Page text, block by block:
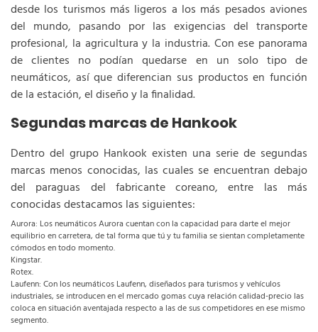
desde los turismos más ligeros a los más pesados aviones
del mundo, pasando por las exigencias del transporte
profesional, la agricultura y la industria. Con ese panorama
de clientes no podían quedarse en un solo tipo de
neumáticos, así que diferencian sus productos en función
de la estación, el diseño y la finalidad.
Segundas marcas de Hankook
Dentro del grupo Hankook existen una serie de segundas
marcas menos conocidas, las cuales se encuentran debajo
del paraguas del fabricante coreano, entre las más
conocidas destacamos las siguientes:
Aurora: Los neumáticos Aurora cuentan con la capacidad para darte el mejor
equilibrio en carretera, de tal forma que tú y tu familia se sientan completamente
cómodos en todo momento.
Kingstar.
Rotex.
Laufenn: Con los neumáticos Laufenn, diseñados para turismos y vehículos
industriales, se introducen en el mercado gomas cuya relación calidad-precio las
coloca en situación aventajada respecto a las de sus competidores en ese mismo
segmento.